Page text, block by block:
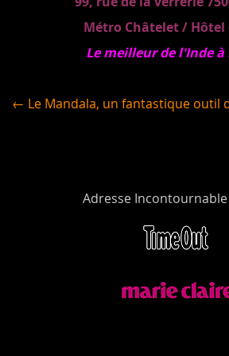
Métro Châtelet / Hôtel
Le meilleur de l'Inde
← Le Mandala, un fantastique outil
Adresse Incontournable